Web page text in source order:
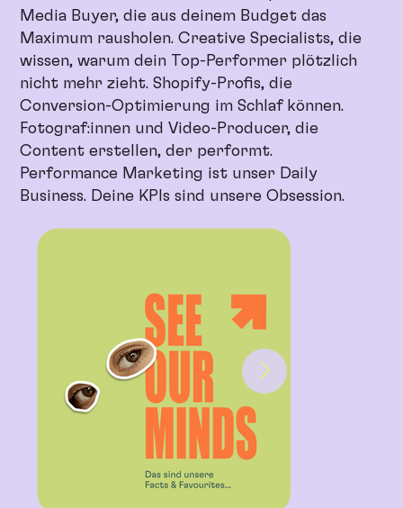
Media Buyer, die aus deinem Budget das
Maximum rausholen. Creative Specialists, die
wissen, warum dein Top-Performer plötzlich
nicht mehr zieht. Shopify-Profis, die
Conversion-Optimierung im Schlaf können.
Fotograf:innen und Video-Producer, die
Content erstellen, der performt.
Performance Marketing ist unser Daily
Business. Deine KPIs sind unsere Obsession.